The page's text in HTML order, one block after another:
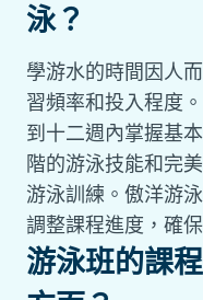
泳？
學游水的時間因人
習頻率和投入程度
到十二週內掌握基
階的游泳技能和完
游泳訓練。傲洋游
調整課程進度，確
游泳班的課